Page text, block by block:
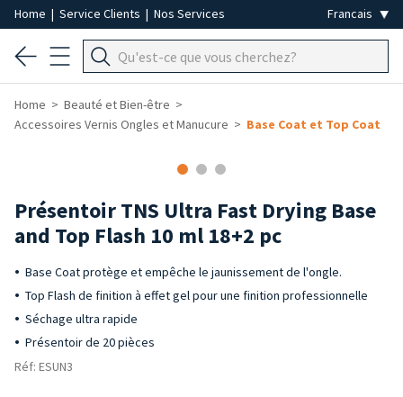
Home | Service Clients | Nos Services
Home
Beauté et Bien-être
Accessoires Vernis Ongles et Manucure
Base Coat et Top Coat
Présentoir TNS Ultra Fast Drying Base
and Top Flash 10 ml 18+2 pc
Base Coat protège et empêche le jaunissement de l'ongle.
Top Flash de finition à effet gel pour une finition professionnelle
Séchage ultra rapide
Présentoir de 20 pièces
Réf: ESUN3